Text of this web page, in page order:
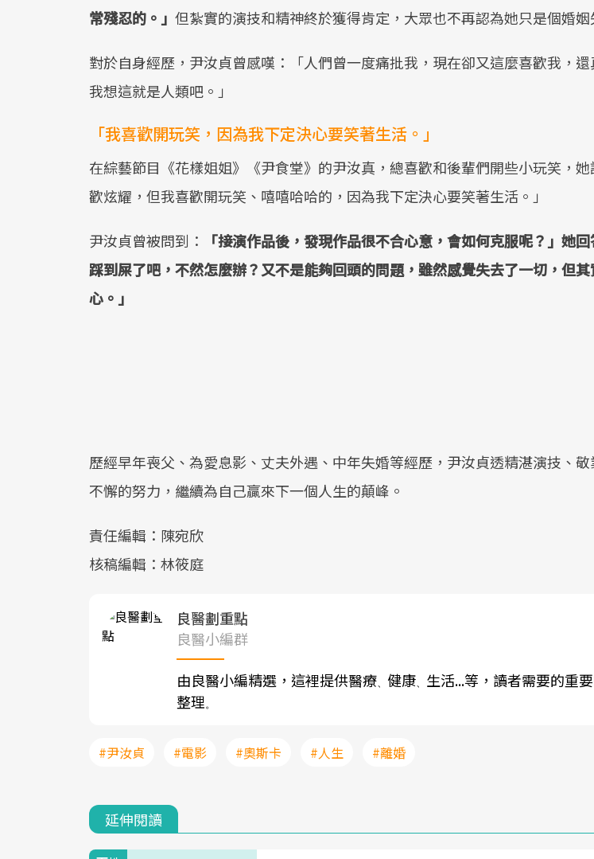
常殘忍的。」 但紮實的演技和精神終於獲得肯定，大眾也不再認為她只是個婚姻
對於自身經歷，尹汝貞曾感嘆：「人們曾一度痛批我，現在卻又這麼喜歡我，
我想這就是人類吧。」
「我喜歡開玩笑，因為我下定決心要笑著生活。」
在綜藝節目《花樣姐姐》《尹食堂》的尹汝真，總喜歡和後輩們開些小玩笑，
歡炫耀，但我喜歡開玩笑、嘻嘻哈哈的，因為我下定決心要笑著生活。」
尹汝貞曾被問到：
「接演作品後，發現作品很不合心意，會如何克服呢？」她
踩到屎了吧，不然怎麼辦？又不是能夠回頭的問題，雖然感覺失去了一切，但
心。」
歷經早年喪父、為愛息影、丈夫外遇、中年失婚等經歷，尹汝貞透精湛演技、
不懈的努力，繼續為自己贏來下一個人生的顛峰。
責任編輯：陳宛欣
核稿編輯：林筱庭
良醫劃重點
良醫小編群
由良醫小編精選，這裡提供醫療 健康 生活...等，讀者需要的重
整理 。
#尹汝貞 #電影 #奧斯卡 #人生 #離婚
延伸閱讀